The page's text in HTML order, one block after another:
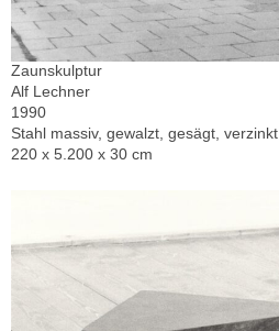
Zaunskulptur
Alf Lechner
1990
Stahl massiv, gewalzt, gesägt, verzinkt
220 x 5.200 x 30 cm